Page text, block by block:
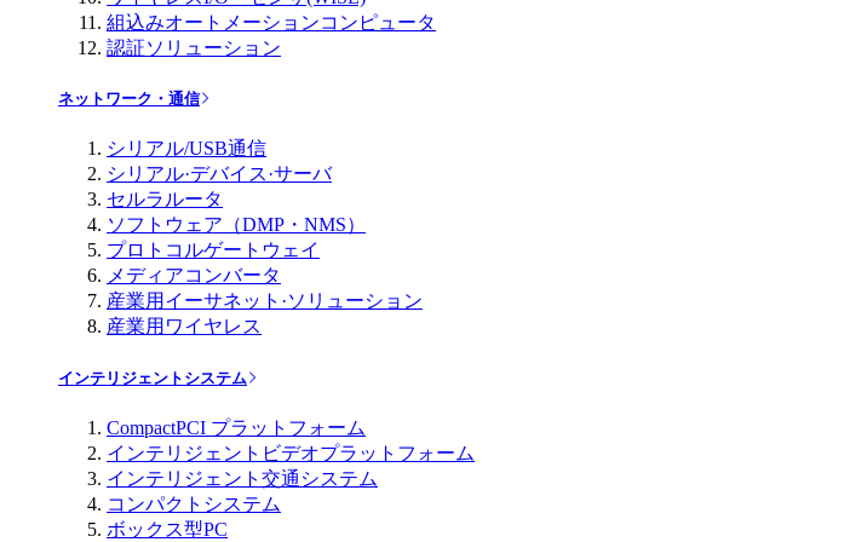
組込みオートメーションコンピュータ
認証ソリューション
ネットワーク・通信
シリアル/USB通信
シリアル·デバイス·サーバ
セルラルータ
ソフトウェア（DMP・NMS）
プロトコルゲートウェイ
メディアコンバータ
産業用イーサネット·ソリューション
産業用ワイヤレス
インテリジェントシステム
CompactPCI プラットフォーム
インテリジェントビデオプラットフォーム
インテリジェント交通システム
コンパクトシステム
ボックス型PC